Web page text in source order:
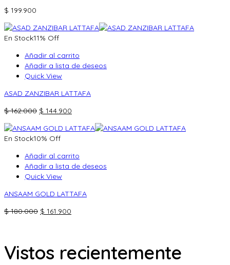
$ 199.900
En Stock11% Off
Añadir al carrito
Añadir a lista de deseos
Quick View
ASAD ZANZIBAR LATTAFA
$162.000 El
original
era:
$ 144.900
actual
En Stock10% Off
Añadir al carrito
Añadir a lista de deseos
Quick View
ANSAAM GOLD LATTAFA
$180.000 El
$ 180.000.
$ 161.900
$ 161.900.
Vistos recientemente